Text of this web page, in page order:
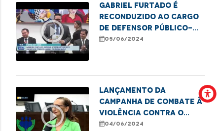
play_circle_outline
Gabriel Furtado é
reconduzido ao cargo
de defensor público-
geral do Estado
05/06/2024
play_circle_outline
Lançamento da
Campanha de Combate à
Violência Contra o
Idoso
04/06/2024